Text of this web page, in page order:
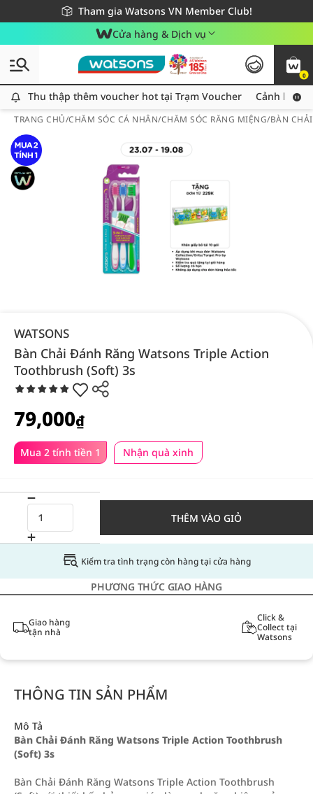
Tham gia Watsons VN Member Club!
Miễn phí giao hàng cho đơn hàng từ 249,000Đ
Giao hàng nhanh 24h - Áp dụng khu vực TP. Hồ Chí Minh
Cửa hàng & Dịch vụ
0
Thu thập thêm voucher hot tại Trạm Voucher
Thu thập thêm voucher hot tại Trạm Voucher Cảnh báo
TRANG CHỦ/CHĂM SÓC CÁ NHÂN/CHĂM SÓC RĂNG MIỆNG/BÀN
WATSONS
Bàn Chải Đánh Răng Watsons Triple Action
Toothbrush (Soft) 3s
Mua 2 tính tiền 1 Nhận quà xinh
79,000₫
THÊM VÀO GIỎ
Kiểm tra tình trạng còn hàng tại cửa hàng
PHƯƠNG THỨC GIAO HÀNG
Giao hàng
tận nhà
Click &
Collect tại
Watsons
THÔNG TIN SẢN PHẨM
Mô Tả
Bàn Chải Đánh Răng Watsons Triple Action Toothbrush
(Soft) 3s
Bàn Chải Đánh Răng Watsons Triple Action Toothbrush